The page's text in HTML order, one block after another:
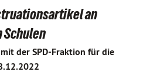
an
der SPD-Fraktion für die